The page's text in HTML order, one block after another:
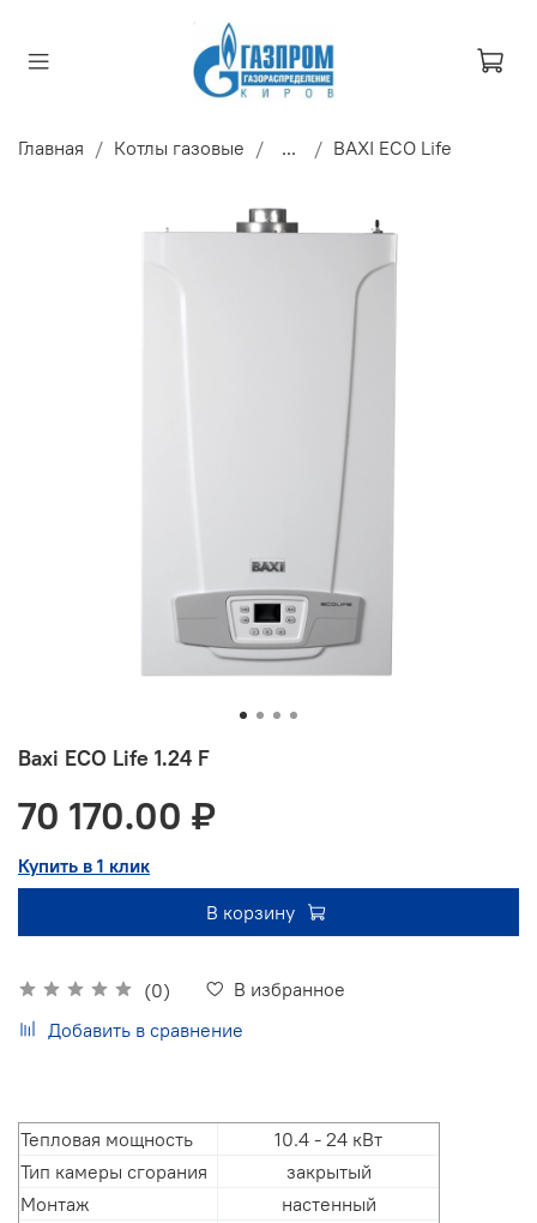
Главная Котлы газовые ... BAXI ECO Life
Baxi ECO Life 1.24 F
(0)
В избранное
Добавить в сравнение
70 170.00 ₽
Купить в 1 клик
В корзину
Тепловая мощность
10.4 - 24 кВт
Тип камеры сгорания
закрытый
Монтаж
настенный